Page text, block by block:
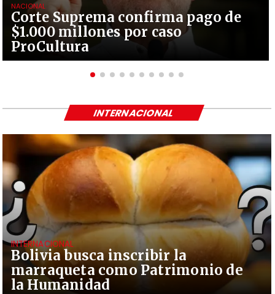
Corte Suprema confirma pago de
$1.000 millones por caso
ProCultura
NACIONAL
Bolivia busca inscribir la
marraqueta como Patrimonio de
la Humanidad
INTERNACIONAL
INTERNACIONAL